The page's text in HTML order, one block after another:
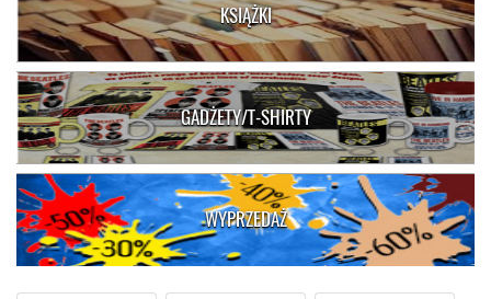
KSIĄŻKI
GADŻETY/T-SHIRTY
WYPRZEDAŻ